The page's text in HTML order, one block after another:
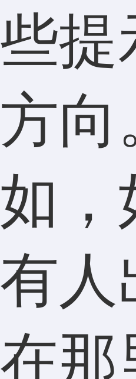
些提
方向
如，
有人
在那